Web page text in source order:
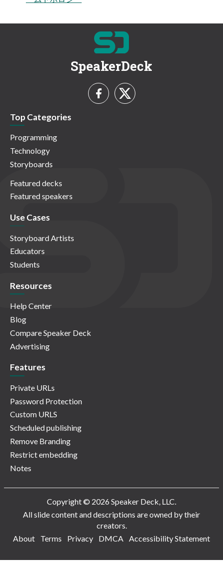
SpeakerDeck
Top Categories
Programming
Technology
Storyboards
Featured decks
Featured speakers
Use Cases
Storyboard Artists
Educators
Students
Resources
Help Center
Blog
Compare Speaker Deck
Advertising
Features
Private URLs
Password Protection
Custom URLS
Scheduled publishing
Remove Branding
Restrict embedding
Notes
Copyright © 2026 Speaker Deck, LLC.
All slide content and descriptions are owned by their
creators.
About
Terms Privacy DMCA Accessibility Statement